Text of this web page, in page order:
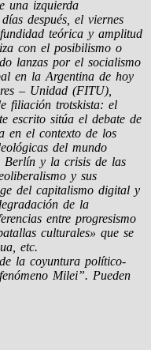
una izquierda
después, el viernes
teórica y amplitud
con el posibilismo o
lanzas por el socialismo
en la Argentina de hoy
– Unidad (FITU),
filiación trotskista: el
escrito sitúa el debate de
en el contexto de los
del mundo
Berlín y la crisis de las
y sus
del capitalismo digital y
de la
entre progresismo
culturales» que se
etc.
la coyuntura político-
Milei”. Pueden